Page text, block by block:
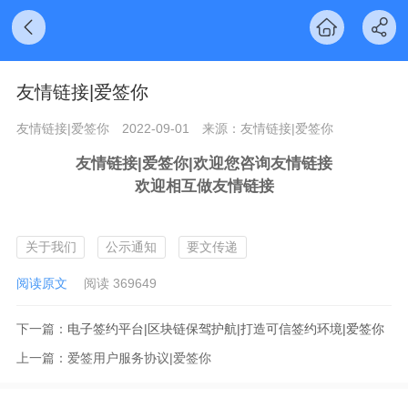
友情链接|爱签你
友情链接|爱签你 2022-09-01 来源：友情链接|爱签你
友情链接|爱签你|欢迎您咨询友情链接
欢迎相互做友情链接
关于我们 公示通知 要文传递
阅读原文 阅读 369649
下一篇： 电子签约平台|区块链保驾护航|打造可信签约环境|爱签你
上一篇：爱签用户服务协议|爱签你